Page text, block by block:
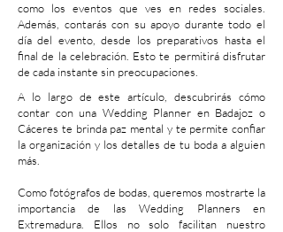
A lo largo de este artículo, descubrirás cómo
contar con una Wedding Planner en Badajoz o
Cáceres te brinda paz mental y te permite confiar
la organización y los detalles de tu boda a alguien
más.
Como fotógrafos de bodas, queremos mostrarte la
importancia de las Wedding Planners en
Extremadura. Ellos no solo facilitan nuestro
como los eventos que ves en redes sociales.
Además, contarás con su apoyo durante todo el
día del evento, desde los preparativos hasta el
final de la celebración. Esto te permitirá disfrutar
de cada instante sin preocupaciones.